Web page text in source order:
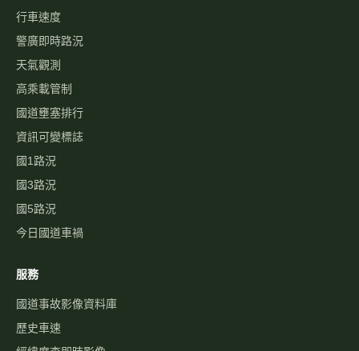
行車速度
警廣即時路況
天氣觀測
高乘載管制
國道壅塞排行
資訊可變標誌
國1路況
國3路況
國5路況
今日國道車禍
服務
國道事故影像資料庫
歷史車速